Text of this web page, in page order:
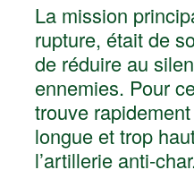
La mission
rupture, était de
de réduire au
ennemies. Pour
trouve
longue et trop
l’artillerie anti-